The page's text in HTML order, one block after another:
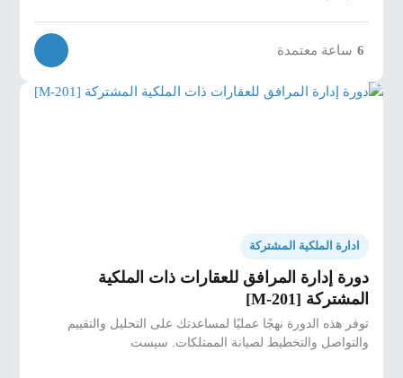
6 ساعة معتمدة
ادارة الملكية المشتركة
دورة إدارة المرافق للعقارات ذات الملكية
المشتركة [M-201]
توفر هذه الدورة نهجًا عمليًا لمساعدتك على التحليل والتقييم
والتواصل والتخطيط لصيانة الممتلكات. سيست